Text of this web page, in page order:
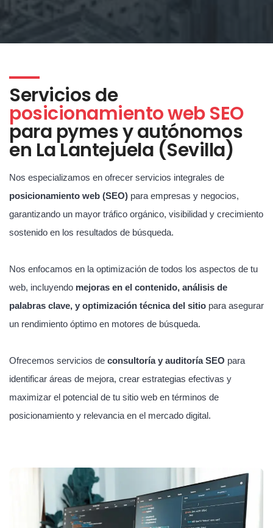
Servicios de
posicionamiento web SEO
para pymes y autónomos
en La Lantejuela (Sevilla)
Nos especializamos en ofrecer servicios integrales de
posicionamiento web (SEO) para empresas y negocios,
garantizando un mayor tráfico orgánico, visibilidad y crecimiento
sostenido en los resultados de búsqueda.
Nos enfocamos en la optimización de todos los aspectos de tu
web, incluyendo mejoras en el contenido, análisis de
palabras clave, y optimización técnica del sitio para asegurar
un rendimiento óptimo en motores de búsqueda.
Ofrecemos servicios de consultoría y auditoría SEO para
identificar áreas de mejora, crear estrategias efectivas y
maximizar el potencial de tu sitio web en términos de
posicionamiento y relevancia en el mercado digital.